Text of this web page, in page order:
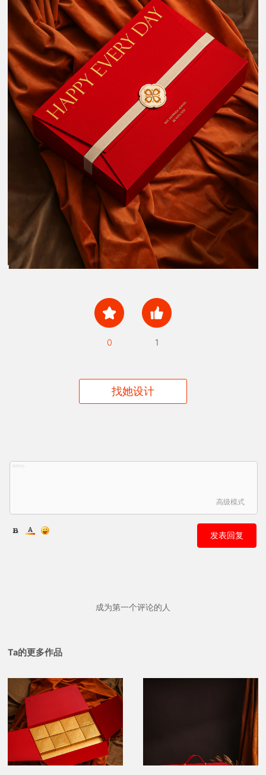
0 1
找她设计
高级模式
发表回复
成为第一个评论的人
Ta的更多作品